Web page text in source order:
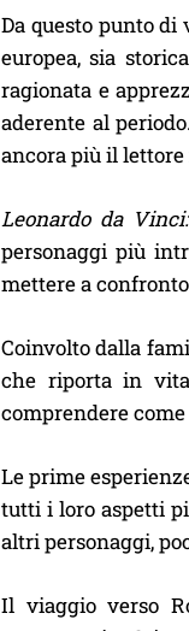
Da questo punto di
europea, sia
ragionata e
aderente al
ancora più il
Leonardo da
personaggi più
mettere a
Coinvolto dalla
che riporta in
comprendere
Le prime
tutti i loro aspetti
altri personaggi,
Il viaggio verso